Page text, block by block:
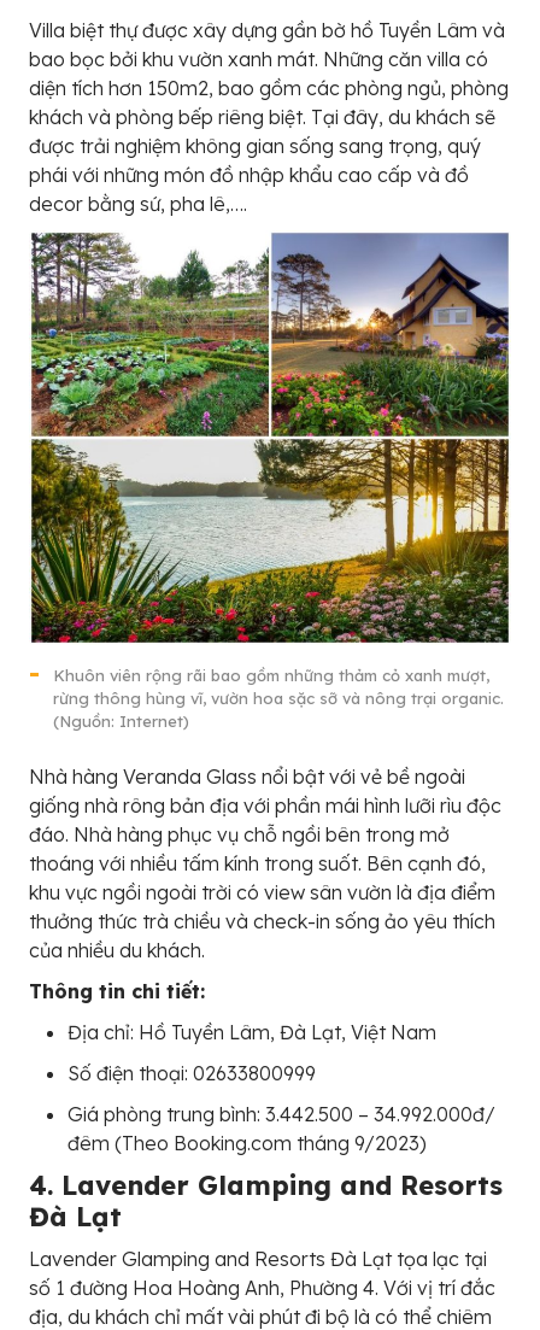
Villa biệt thự được xây dựng gần bờ hồ Tuyền Lâm và
bao bọc bởi khu vườn xanh mát. Những căn villa có
diện tích hơn 150m2, bao gồm các phòng ngủ, phòng
khách và phòng bếp riêng biệt. Tại đây, du khách sẽ
được trải nghiệm không gian sống sang trọng, quý
phái với những món đồ nhập khẩu cao cấp và đồ
decor bằng sứ, pha lê,….
Khuôn viên rộng rãi bao gồm những thảm cỏ xanh mượt,
rừng thông hùng vĩ, vườn hoa sặc sỡ và nông trại organic.
(Nguồn: Internet)
Nhà hàng Veranda Glass nổi bật với vẻ bề ngoài
giống nhà rông bản địa với phần mái hình lưỡi rìu độc
đáo. Nhà hàng phục vụ chỗ ngồi bên trong mở
thoáng với nhiều tấm kính trong suốt. Bên cạnh đó,
khu vực ngồi ngoài trời có view sân vườn là địa điểm
thưởng thức trà chiều và check-in sống ảo yêu thích
của nhiều du khách.
Thông tin chi tiết:
Địa chỉ: Hồ Tuyền Lâm, Đà Lạt, Việt Nam
Số điện thoại: 02633800999
Giá phòng trung bình: 3.442.500 – 34.992.000đ/
đêm (Theo Booking.com tháng 9/2023)
4. Lavender Glamping and Resorts
Đà Lạt
Lavender Glamping and Resorts Đà Lạt tọa lạc tại
số 1 đường Hoa Hoàng Anh, Phường 4. Với vị trí đắc
địa, du khách chỉ mất vài phút đi bộ là có thể chiêm